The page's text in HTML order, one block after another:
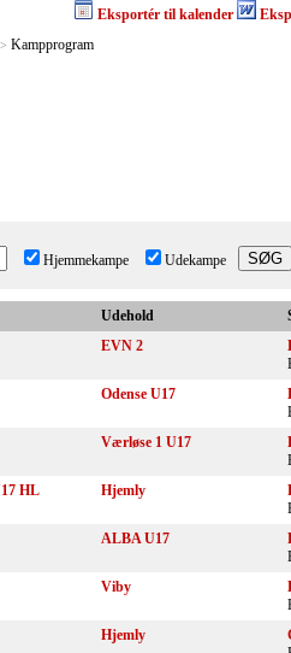
Eksportér til kalender
> Kampprogram
Hjemmekampe Udekampe
Udehold
EVN 2
Odense U17
Værløse 1 U17
HL Hjemly
ALBA U17
Viby
Hjemly